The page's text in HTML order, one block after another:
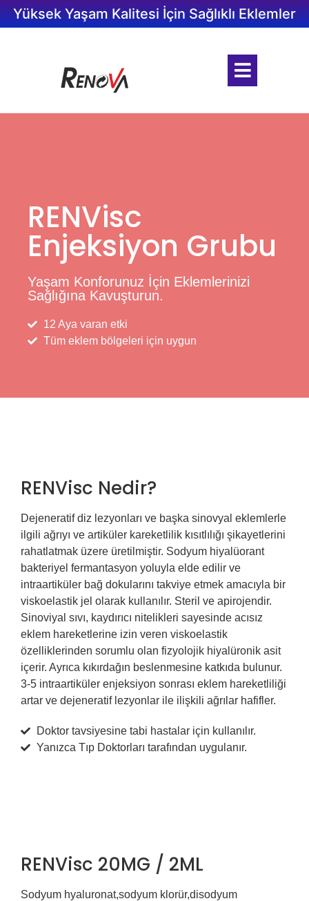
Yüksek Yaşam Kalitesi İçin Sağlıklı Eklemler
RENVisc
Enjeksiyon Grubu
Yaşam Konforunuz İçin Eklemlerinizi
Sağlığına Kavuşturun.
12 Aya varan etki
Tüm eklem bölgeleri için uygun
RENVisc Nedir?
Dejeneratif diz lezyonları ve başka sinovyal eklemlerle
ilgili ağrıyı ve artiküler kareketlilik kısıtlılığı şikayetlerini
rahatlatmak üzere üretilmiştir. Sodyum hiyalüorant
bakteriyel fermantasyon yoluyla elde edilir ve
intraartiküler bağ dokularını takviye etmek amacıyla bir
viskoelastik jel olarak kullanılır. Steril ve apirojendir.
Sinoviyal sıvı, kaydırıcı nitelikleri sayesinde acısız
eklem hareketlerine izin veren viskoelastik
özelliklerinden sorumlu olan fizyolojik hiyalüronik asit
içerir. Ayrıca kıkırdağın beslenmesine katkıda bulunur.
3-5 intraartiküler enjeksiyon sonrası eklem hareketliliği
artar ve dejeneratif lezyonlar ile ilişkili ağrılar hafifler.
Doktor tavsiyesine tabi hastalar için kullanılır.
Yanızca Tıp Doktorları tarafından uygulanır.
RENVisc 20MG / 2ML
Sodyum hyaluronat,sodyum klorür,disodyum